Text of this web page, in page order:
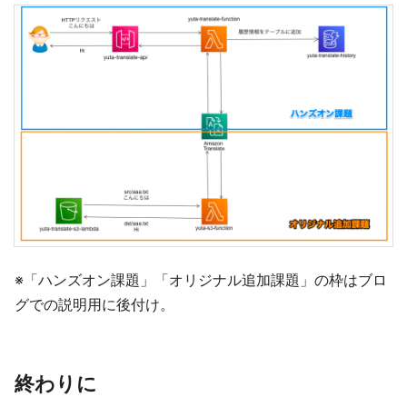
※「ハンズオン課題」「オリジナル追加課題」の枠はブロ
グでの説明用に後付け。
終わりに